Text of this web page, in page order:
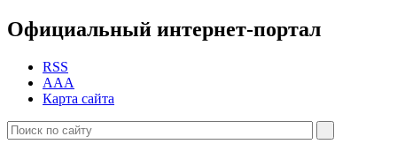
Официальный интернет-портал
RSS
AAA
Карта сайта